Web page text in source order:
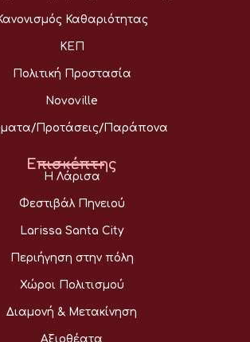
Καθαριότητας
ΚΕΠ
Πολιτική Προστασία
Novoville
Προτάσεις/Παράπονα
Επισκέπτης
Η Λάρισα
Φεστιβάλ Πηνειού
Larissa Santa City
Περιήγηση στην πόλη
Χώροι Πολιτισμού
Διαμονή & Μετακίνηση
Αξιοθέατα